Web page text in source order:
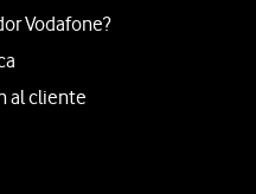
Vodafone?
al cliente